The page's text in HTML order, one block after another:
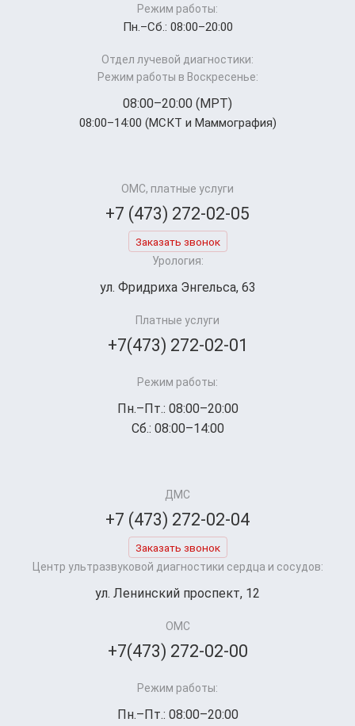
Режим работы:
Пн.–Cб.: 08:00–20:00
Отдел лучевой диагностики:
Режим работы в Воскресенье:
08:00–20:00 (МРТ)
08:00–14:00 (МСКТ и Маммография)
ОМС, платные услуги
+7 (473) 272-02-05
Заказать звонок
Урология:
ул. Фридриха Энгельса, 63
Платные услуги
+7(473) 272-02-01
Режим работы:
Пн.–Пт.: 08:00–20:00
Сб.: 08:00–14:00
ДМС
+7 (473) 272-02-04
Заказать звонок
Центр ультразвуковой диагностики сердца и сосудов:
ул. Ленинский проспект, 12
ОМС
+7(473) 272-02-00
Режим работы:
Пн.–Пт.: 08:00–20:00